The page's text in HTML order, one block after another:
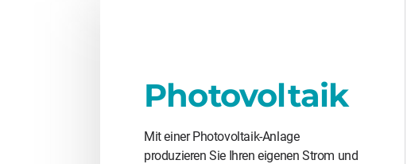
Photovoltaik
Mit einer Photovoltaik-Anlage
produzieren Sie Ihren eigenen Strom und